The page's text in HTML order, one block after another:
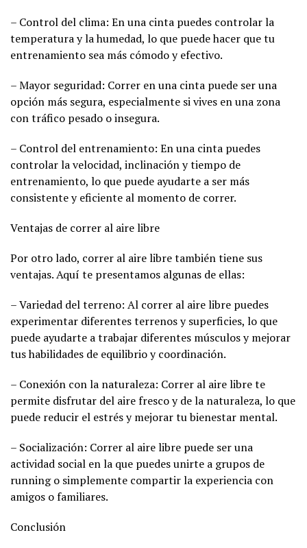
– Control del clima: En una cinta puedes controlar la
temperatura y la humedad, lo que puede hacer que tu
entrenamiento sea más cómodo y efectivo.
– Mayor seguridad: Correr en una cinta puede ser una
opción más segura, especialmente si vives en una zona
con tráfico pesado o insegura.
– Control del entrenamiento: En una cinta puedes
controlar la velocidad, inclinación y tiempo de
entrenamiento, lo que puede ayudarte a ser más
consistente y eficiente al momento de correr.
Ventajas de correr al aire libre
Por otro lado, correr al aire libre también tiene sus
ventajas. Aquí te presentamos algunas de ellas:
– Variedad del terreno: Al correr al aire libre puedes
experimentar diferentes terrenos y superficies, lo que
puede ayudarte a trabajar diferentes músculos y mejorar
tus habilidades de equilibrio y coordinación.
– Conexión con la naturaleza: Correr al aire libre te
permite disfrutar del aire fresco y de la naturaleza, lo que
puede reducir el estrés y mejorar tu bienestar mental.
– Socialización: Correr al aire libre puede ser una
actividad social en la que puedes unirte a grupos de
running o simplemente compartir la experiencia con
amigos o familiares.
Conclusión